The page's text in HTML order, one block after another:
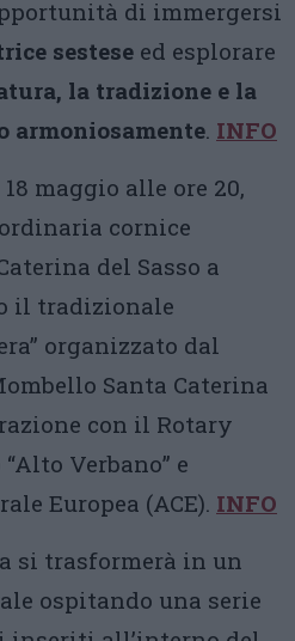
di immergersi
sestese ed esplorare
la tradizione e la
armoniosamente. INFO
18 maggio alle ore 20,
cornice
del Sasso a
il tradizionale
organizzato dal
Santa Caterina
con il Rotary
Verbano” e
Europea (ACE). INFO
si trasformerà in un
ospitando una serie